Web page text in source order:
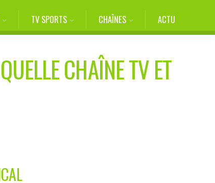
TV SPORTS CHAÎNES ACTU
CHAÎNE TV ET